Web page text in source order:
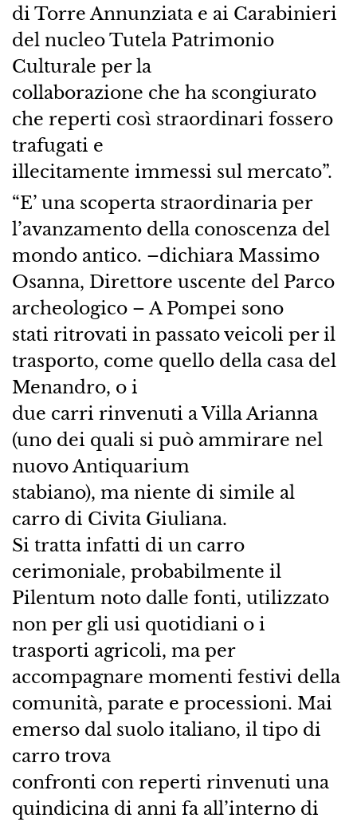
di Torre Annunziata e ai Carabinieri
del nucleo Tutela Patrimonio
Culturale per la
collaborazione che ha scongiurato
che reperti così straordinari fossero
trafugati e
illecitamente immessi sul mercato”.
“E’ una scoperta straordinaria per
l’avanzamento della conoscenza del
mondo antico. –dichiara Massimo
Osanna, Direttore uscente del Parco
archeologico – A Pompei sono
stati ritrovati in passato veicoli per il
trasporto, come quello della casa del
Menandro, o i
due carri rinvenuti a Villa Arianna
(uno dei quali si può ammirare nel
nuovo Antiquarium
stabiano), ma niente di simile al
carro di Civita Giuliana.
Si tratta infatti di un carro
cerimoniale, probabilmente il
Pilentum noto dalle fonti, utilizzato
non per gli usi quotidiani o i
trasporti agricoli, ma per
accompagnare momenti festivi della
comunità, parate e processioni. Mai
emerso dal suolo italiano, il tipo di
carro trova
confronti con reperti rinvenuti una
quindicina di anni fa all’interno di